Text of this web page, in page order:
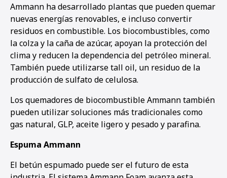
Ammann ha desarrollado plantas que pueden quemar
nuevas energías renovables, e incluso convertir
residuos en combustible. Los biocombustibles, como
la colza y la caña de azúcar, apoyan la protección del
clima y reducen la dependencia del petróleo mineral.
También puede utilizarse tall oil, un residuo de la
producción de sulfato de celulosa.
Los quemadores de biocombustible Ammann también
pueden utilizar soluciones más tradicionales como
gas natural, GLP, aceite ligero y pesado y parafina.
Espuma Ammann
El betún espumado puede ser el futuro de esta